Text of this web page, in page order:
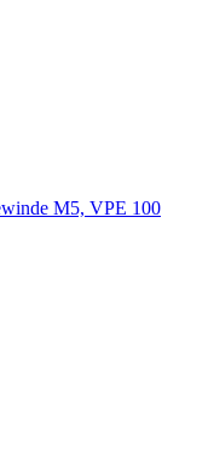
M5, VPE 100